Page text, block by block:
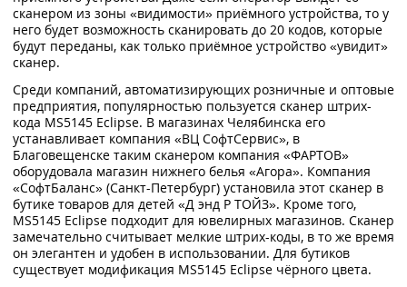
сканером из зоны «видимости» приёмного устройства, то у
него будет возможность сканировать до 20 кодов, которые
будут переданы, как только приёмное устройство «увидит»
сканер.
Среди компаний, автоматизирующих розничные и оптовые
предприятия, популярностью пользуется сканер штрих-
кода MS5145 Eclipse. В магазинах Челябинска его
устанавливает компания «ВЦ СофтСервис», в
Благовещенске таким сканером компания «ФАРТОВ»
оборудовала магазин нижнего белья «Агора». Компания
«СофтБаланс» (Санкт-Петербург) установила этот сканер в
бутике товаров для детей «Д энд Р ТОЙЗ». Кроме того,
MS5145 Eclipse подходит для ювелирных магазинов. Сканер
замечательно считывает мелкие штрих-коды, в то же время
он элегантен и удобен в использовании. Для бутиков
существует модификация MS5145 Eclipse чёрного цвета.